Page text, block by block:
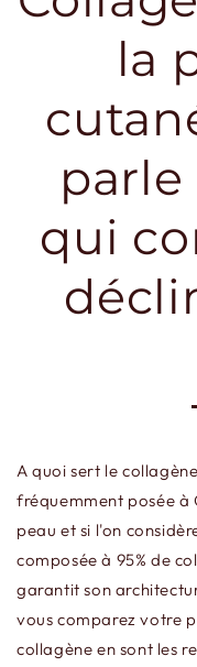
la
parle
qui
A quoi sert le
fréquemment posée à
peau et si l'on
composée à 95% de
garantit son
vous comparez votre
collagène en sont les